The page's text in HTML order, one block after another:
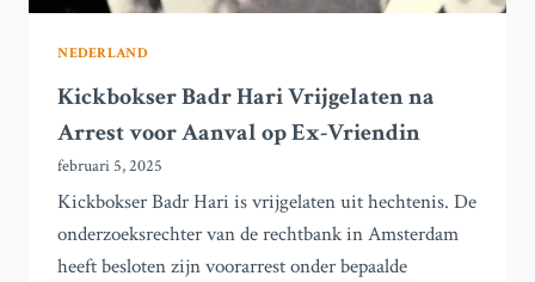
NEDERLAND
Kickbokser Badr Hari Vrijgelaten na
Arrest voor Aanval op Ex-Vriendin
februari 5, 2025
Kickbokser Badr Hari is vrijgelaten uit hechtenis. De
onderzoeksrechter van de rechtbank in Amsterdam
heeft besloten zijn voorarrest onder bepaalde